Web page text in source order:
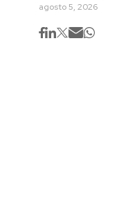
agosto 5, 2026